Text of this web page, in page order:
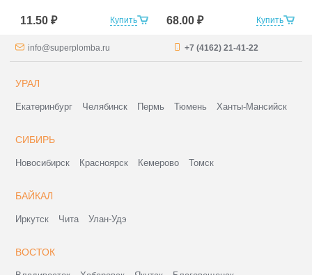
Купить
11.50 ₽ Купить
68.00 ₽
info@superplomba.ru +7 (4162) 21-41-22
УРАЛ
Екатеринбург Челябинск Пермь Тюмень Ханты-Мансийск
СИБИРЬ
Новосибирск Красноярск Кемерово Томск
БАЙКАЛ
Иркутск Чита Улан-Удэ
ВОСТОК